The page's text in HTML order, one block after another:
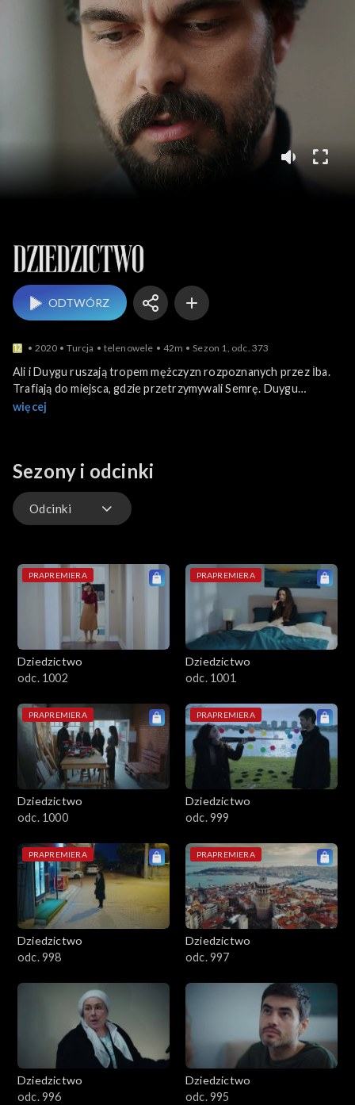
Dziedzictwo
ODTWÓRZ
2020 Turcja telenowele 42m Sezon 1, odc. 373
Ali i Duygu ruszają tropem mężczyzn rozpoznanych przez İba.
Trafiają do miejsca, gdzie przetrzymywali Semrę. Duygu
znajduje szal matki i ślady krwi. Jest pewna, że matka nie żyje. Ali
więcej
Sezony i odcinki
Odcinki
PRAPREMIERA
Dziedzictwo
odc. 1002
PRAPREMIERA
Dziedzictwo
odc. 1001
PRAPREMIERA
Dziedzictwo
odc. 1000
PRAPREMIERA
Dziedzictwo
odc. 999
PRAPREMIERA
Dziedzictwo
odc. 998
PRAPREMIERA
Dziedzictwo
odc. 997
Dziedzictwo
odc. 996
Dziedzictwo
odc. 995